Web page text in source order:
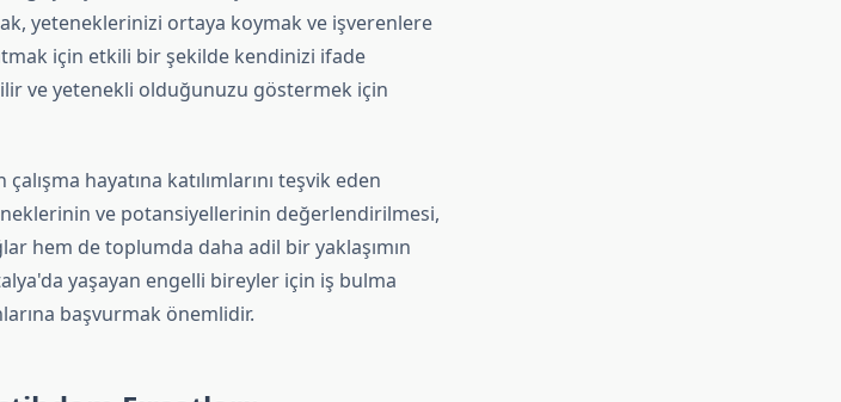
yeteneklerinizi ortaya koymak ve işverenlere
için etkili bir şekilde kendinizi ifade
ve yetenekli olduğunuzu göstermek için
hayatına katılımlarını teşvik eden
ve potansiyellerinin değerlendirilmesi,
hem de toplumda daha adil bir yaklaşımın
yaşayan engelli bireyler için iş bulma
başvurmak önemlidir.